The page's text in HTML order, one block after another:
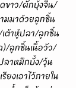
ขาว/ผักบุ้งจีน/
มมาด้วยลูกชิ้น
ต้าหู้ปลา/ลูกชิ้น
ลูกชิ้นเนื้อวัว/
ลาหมึกบั้ง/วุ้น
ยงเอาไว้ภายใน